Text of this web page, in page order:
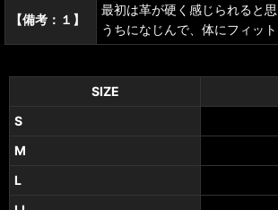
【備考：１】
最初は革が硬く感じられると
うちになじんで、体にフィット
SIZE
S
M
L